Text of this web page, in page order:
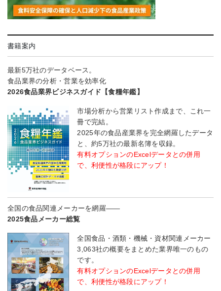
書籍案内
最新5万社のデータベース。
食品業界の分析・営業を効率化
2026食品業界ビジネスガイド【食糧年鑑】
市場分析から営業リスト作成まで、これ一
冊で完結。
2025年の食品産業界を完全網羅したデータ
と、約5万社の最新名簿を収録。
有料オプションのExcelデータとの併用
で、利便性が格段にアップ！
全国の食品関連メーカーを網羅――
2025食品メーカー総覧
全国食品・酒類・機械・資材関連メーカー
3,063社の概要をまとめた業界唯一のもの
です。
有料オプションのExcelデータとの併用
で、利便性が格段にアップ！